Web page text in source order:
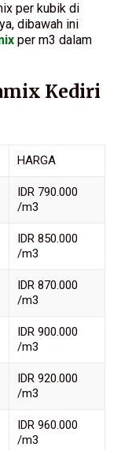
per kubik di
dibawah ini
per m3 dalam
Kediri
HARGA
IDR 790.000
/m3
IDR 850.000
/m3
IDR 870.000
/m3
IDR 900.000
/m3
IDR 920.000
/m3
IDR 960.000
/m3